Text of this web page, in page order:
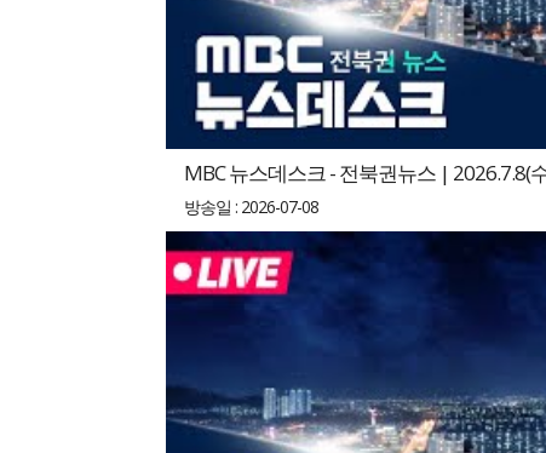
MBC 뉴스데스크 - 전북권뉴스 | 2026.7.8(
방송일 : 2026-07-08